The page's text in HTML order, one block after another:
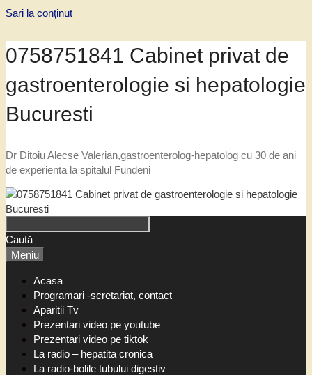
Sari la conținut
0758751841 Cabinet privat de
gastroenterologie si hepatologie
Bucuresti
Dr Ditoiu Alecse Valerian,gastroenterolog-hepatolog cu 30 de ani
de experienta la spitalul Fundeni
Caută
Meniu
Acasa
Programari -scretariat, contact
Aparitii Tv
Prezentari video pe youtube
Prezentari video pe tiktok
La radio – hepatita cronica
La radio-bolile tubului digestiv